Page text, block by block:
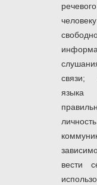
связи;
языка
вести